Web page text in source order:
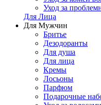
Уход за
Для Лица
Для Мужчин
Бритье
Дезодоранты
Для душа
Для лица
Кремы
Лосьоны
Парфюм
Подарочные